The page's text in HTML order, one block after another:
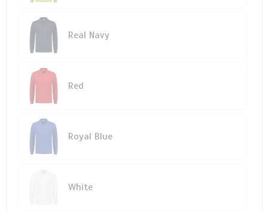
Real Navy
Red
Royal Blue
White